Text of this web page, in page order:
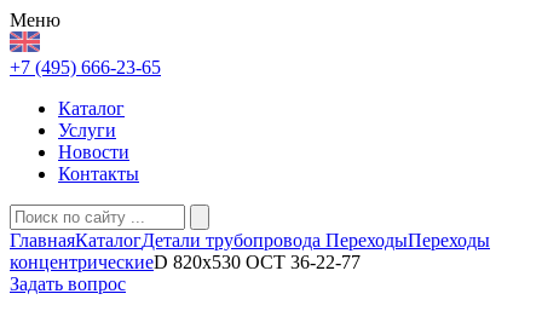
Меню
+7 (495) 666-23-65
Каталог
Услуги
Новости
Контакты
ГлавнаяКаталогДетали трубопровода ПереходыПереходы
концентрическиеD 820х530 ОСТ 36-22-77
Задать вопрос